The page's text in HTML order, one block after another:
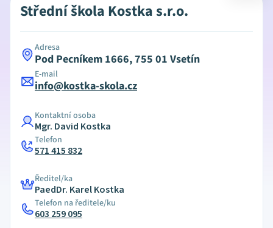
Střední škola Kostka s.r.o.
Adresa
Pod Pecníkem 1666, 755 01 Vsetín
E-mail
info@kostka-skola.cz
Kontaktní osoba
Mgr. David Kostka
Telefon
571 415 832
Ředitel/ka
PaedDr. Karel Kostka
Telefon na ředitele/ku
603 259 095